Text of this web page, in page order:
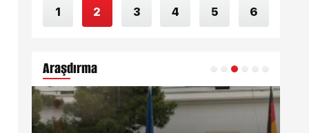
1 2 3 4 5 6
Araşdırma